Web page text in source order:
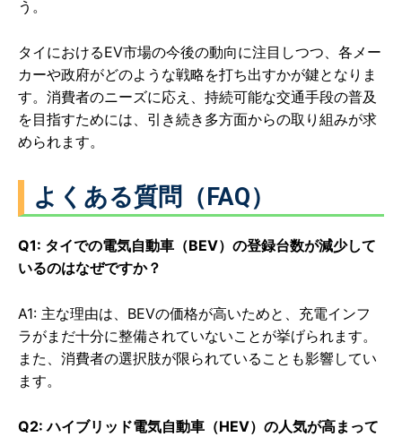
う。
タイにおけるEV市場の今後の動向に注目しつつ、各メー
カーや政府がどのような戦略を打ち出すかが鍵となりま
す。消費者のニーズに応え、持続可能な交通手段の普及
を目指すためには、引き続き多方面からの取り組みが求
められます。
よくある質問（FAQ）
Q1: タイでの電気自動車（BEV）の登録台数が減少して
いるのはなぜですか？
A1: 主な理由は、BEVの価格が高いためと、充電インフ
ラがまだ十分に整備されていないことが挙げられます。
また、消費者の選択肢が限られていることも影響してい
ます。
Q2: ハイブリッド電気自動車（HEV）の人気が高まって